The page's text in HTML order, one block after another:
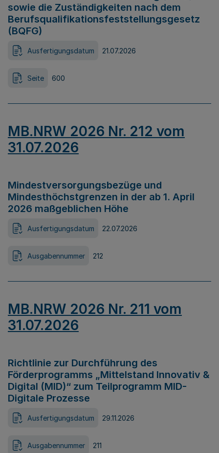
sowie die Zuständigkeiten nach dem
Berufsqualifikationsfeststellungsgesetz
(BQFG)
Ausfertigungsdatum 21.07.2026
Seite 600
MB.NRW 2026 Nr. 212 vom
31.07.2026
Mindestversorgungsbezüge und
Mindesthöchstgrenzen in der ab 1. April
2026 maßgeblichen Höhe
Ausfertigungsdatum 22.07.2026
Ausgabennummer 212
MB.NRW 2026 Nr. 211 vom
31.07.2026
Richtlinie zur Durchführung des
Förderprogramms „Mittelstand Innovativ &
Digital (MID)“ zum Teilprogramm MID-
Digitale Prozesse
Ausfertigungsdatum 29.11.2026
Ausgabennummer 211